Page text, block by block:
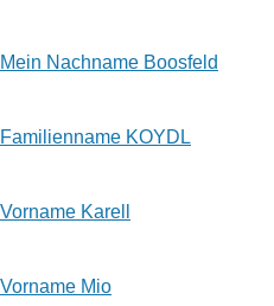
Mein Nachname Boosfeld
Familienname KOYDL
Vorname Karell
Vorname Mio